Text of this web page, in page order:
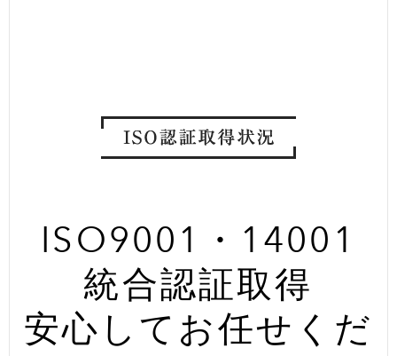
ISO9001・14001
統合認証取得
安心してお任せくだ